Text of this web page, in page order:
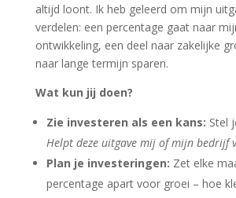
altijd loont. Ik heb geleerd om mijn
verdelen: een percentage gaat naar
ontwikkeling, een deel naar zakelijke
naar lange termijn sparen.
Wat kun jij doen?
Zie investeren als een kans: Stel
Helpt deze uitgave mij of mijn bedrijf
Plan je investeringen: Zet elke
percentage apart voor groei – hoe